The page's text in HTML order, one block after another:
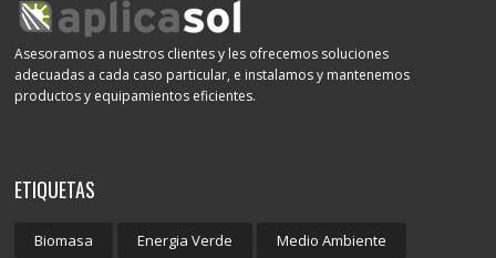
Asesoramos a nuestros clientes y les ofrecemos soluciones
adecuadas a cada caso particular, e instalamos y mantenemos
productos y equipamientos eficientes.
ETIQUETAS
Biomasa Energia Verde Medio Ambiente